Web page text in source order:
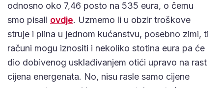
odnosno oko 7,46 posto na 535 eura, o čemu
smo pisali ovdje. Uzmemo li u obzir troškove
struje i plina u jednom kućanstvu, posebno zimi, ti
računi mogu iznositi i nekoliko stotina eura pa će
dio dobivenog usklađivanjem otići upravo na rast
cijena energenata. No, nisu rasle samo cijene